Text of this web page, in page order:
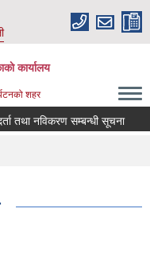
कार्यालय
शहर
नविकरण सम्बन्धी सूचना